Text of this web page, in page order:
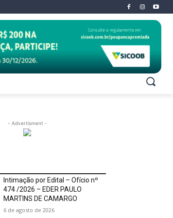
- Advertisment -
Intimação por Edital – Ofício nº
474 /2026 – EDER PAULO
MARTINS DE CAMARGO
6 de agosto de 2026